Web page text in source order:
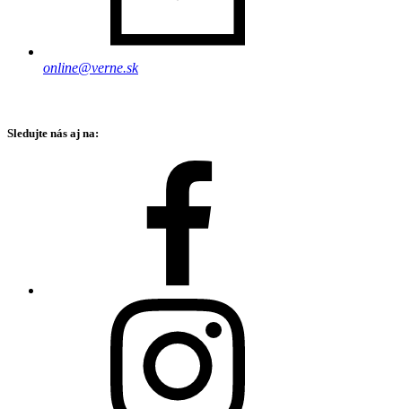
online@verne.sk
Sledujte nás aj na: